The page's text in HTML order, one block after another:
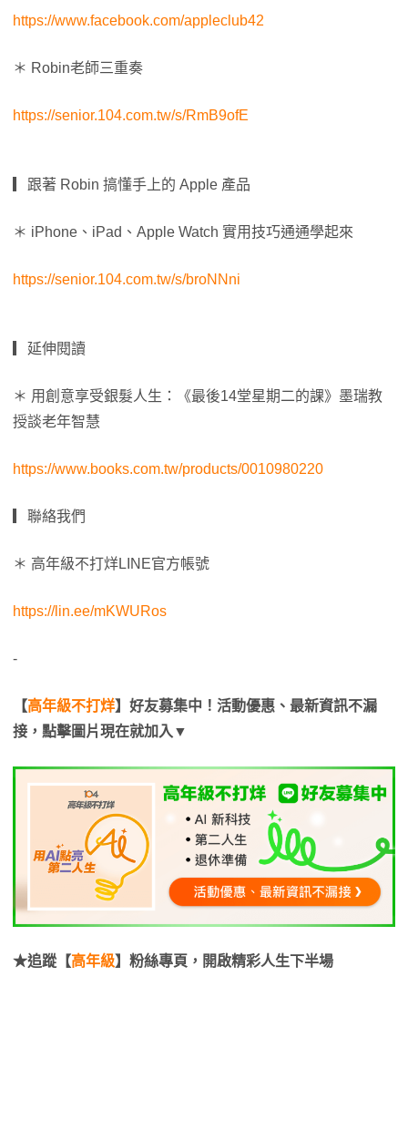
https://www.facebook.com/appleclub42
＊ Robin老師三重奏
https://senior.104.com.tw/s/RmB9ofE
▎跟著 Robin 搞懂手上的 Apple 產品
＊ iPhone、iPad、Apple Watch 實用技巧通通學起來
https://senior.104.com.tw/s/broNNni
▎延伸閱讀
＊ 用創意享受銀髮人生：《最後14堂星期二的課》墨瑞教
授談老年智慧
https://www.books.com.tw/products/0010980220
▎聯絡我們
＊ 高年級不打烊LINE官方帳號
https://lin.ee/mKWURos
-
【高年級不打烊】好友募集中！活動優惠、最新資訊不漏
接，點擊圖片現在就加入▼
★追蹤【高年級】粉絲專頁，開啟精彩人生下半場